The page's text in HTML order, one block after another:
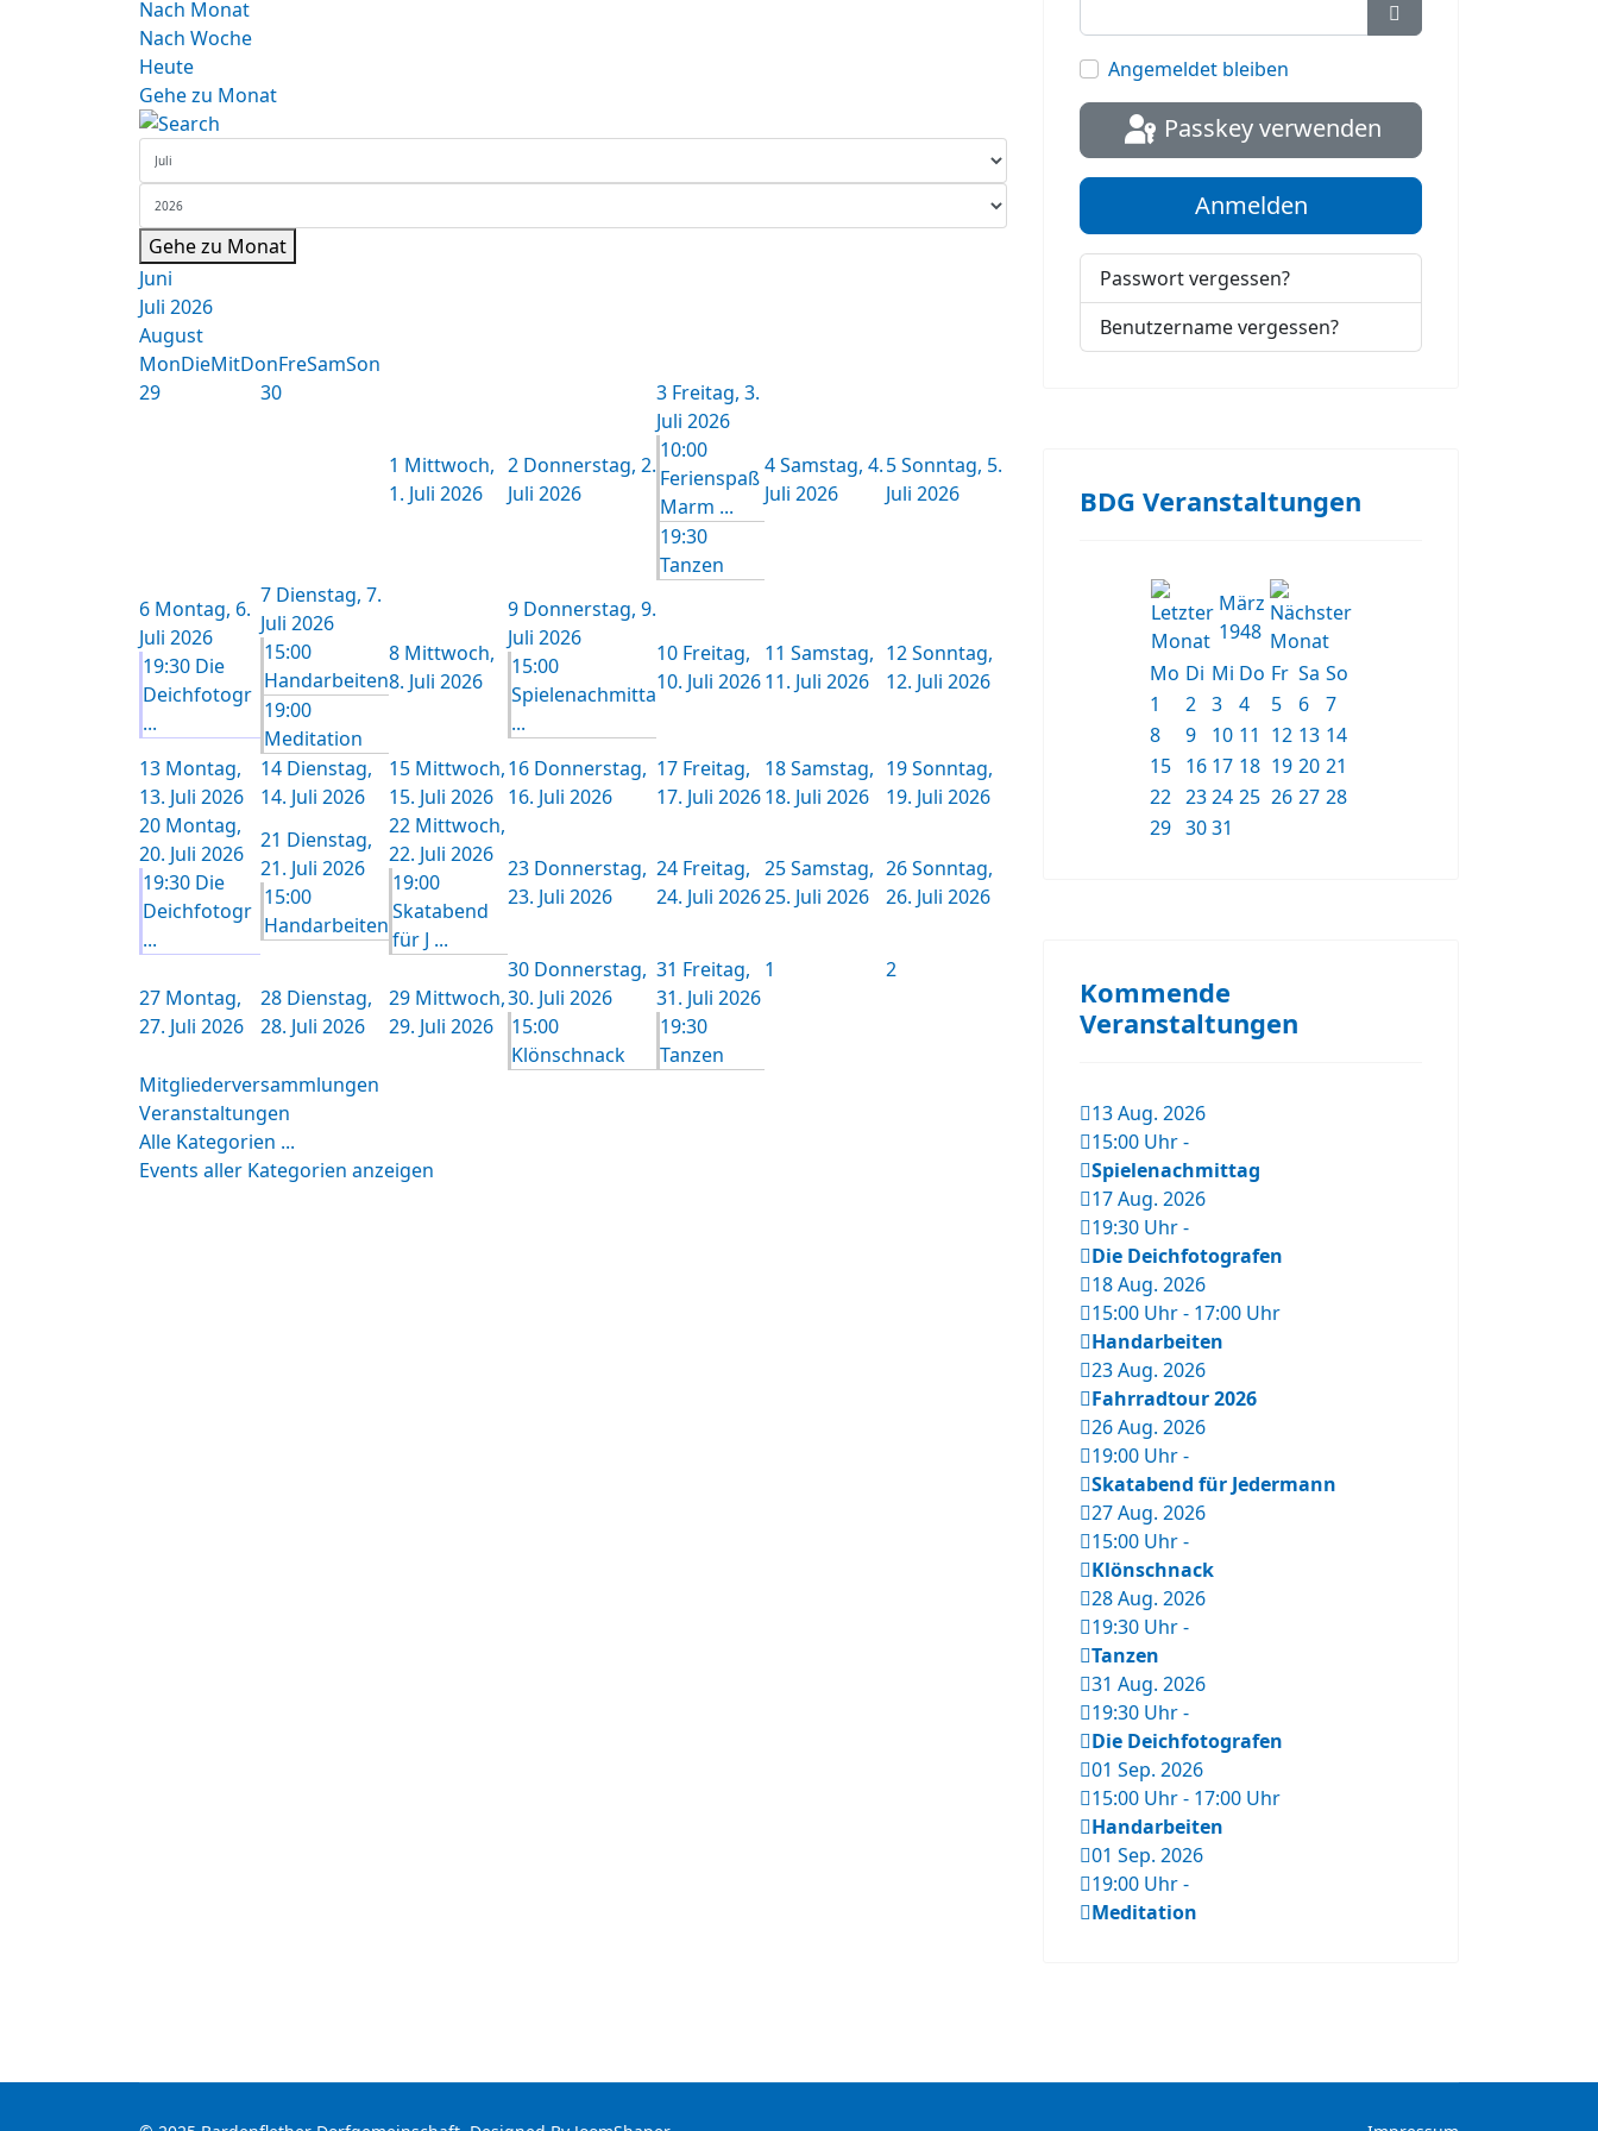
Nach Monat
Nach Woche
Heute
Gehe zu Monat
Gehe zu Monat
Juni
Juli 2026
August
MonDieMitDonFreSamSon
29
30
1 Mittwoch,
1. Juli 2026
2 Donnerstag, 2.
Juli 2026
3 Freitag, 3.
Juli 2026
10:00
Ferienspaß
Marm ...
19:30
Tanzen
4Samstag, 4.
Juli 2026
5Sonntag, 5.
Juli 2026
6 Montag, 6.
Juli 2026
19:30 Die
Deichfotogr
...
7 Dienstag, 7.
Juli 2026
15:00
Handarbeiten
19:00
Meditation
8 Mittwoch,
8. Juli 2026
9 Donnerstag, 9.
Juli 2026
15:00
Spielenachmitta
...
10 Freitag,
10. Juli 2026
11 Samstag,
11. Juli 2026
12Sonntag,
12. Juli 2026
13 Montag,
13. Juli 2026
14 Dienstag,
14. Juli 2026
15 Mittwoch,
15. Juli 2026
16 Donnerstag,
16. Juli 2026
17 Freitag,
17. Juli 2026
18Samstag,
18. Juli 2026
19Sonntag,
19. Juli 2026
20 Montag,
20. Juli 2026
19:30 Die
Deichfotogr
...
21 Dienstag,
21. Juli 2026
15:00
Handarbeiten
22 Mittwoch,
22. Juli 2026
19:00
Skatabend
für J ...
23 Donnerstag,
23. Juli 2026
24 Freitag,
24. Juli 2026
25Samstag,
25. Juli 2026
26Sonntag,
26. Juli 2026
27 Montag,
27. Juli 2026
28 Dienstag,
28. Juli 2026
29 Mittwoch,
29. Juli 2026
30 Donnerstag,
30. Juli 2026
15:00
Klönschnack
31 Freitag,
31. Juli 2026
19:30
Tanzen
1 2
Mitgliederversammlungen
Veranstaltungen
Alle Kategorien ...
Events aller Kategorien anzeigen
Passwort anzeigen
Angemeldet bleiben
Passkey verwenden
Anmelden
Passwort vergessen?
Benutzername vergessen?
BDG Veranstaltungen
März
1948
Mo Di Mi Do Fr Sa So
1
2 3 4 5 6
7
8
9 10 11 12 13 14
15
16 17 18 19 20 21
22 23 24 25 26 27 28
29 30 31
Kommende
Veranstaltungen
13 Aug. 2026
15:00 Uhr-
Spielenachmittag
17 Aug. 2026
19:30 Uhr-
Die Deichfotografen
18 Aug. 2026
15:00 Uhr- 17:00 Uhr
Handarbeiten
23 Aug. 2026
Fahrradtour 2026
26 Aug. 2026
19:00 Uhr-
Skatabend für Jedermann
27 Aug. 2026
15:00 Uhr-
Klönschnack
28 Aug. 2026
19:30 Uhr-
Tanzen
31 Aug. 2026
19:30 Uhr-
Die Deichfotografen
01 Sep. 2026
15:00 Uhr- 17:00 Uhr
Handarbeiten
01 Sep. 2026
19:00 Uhr-
Meditation